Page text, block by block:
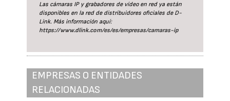
Las cámaras IP y grabadores de vídeo en red ya están
disponibles en la red de distribuidores oficiales de D-
Link. Más información aquí:
https://www.dlink.com/es/es/empresas/camaras-ip
EMPRESAS O ENTIDADES
RELACIONADAS